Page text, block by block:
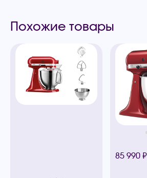
Похожие товары
85 990 ₽